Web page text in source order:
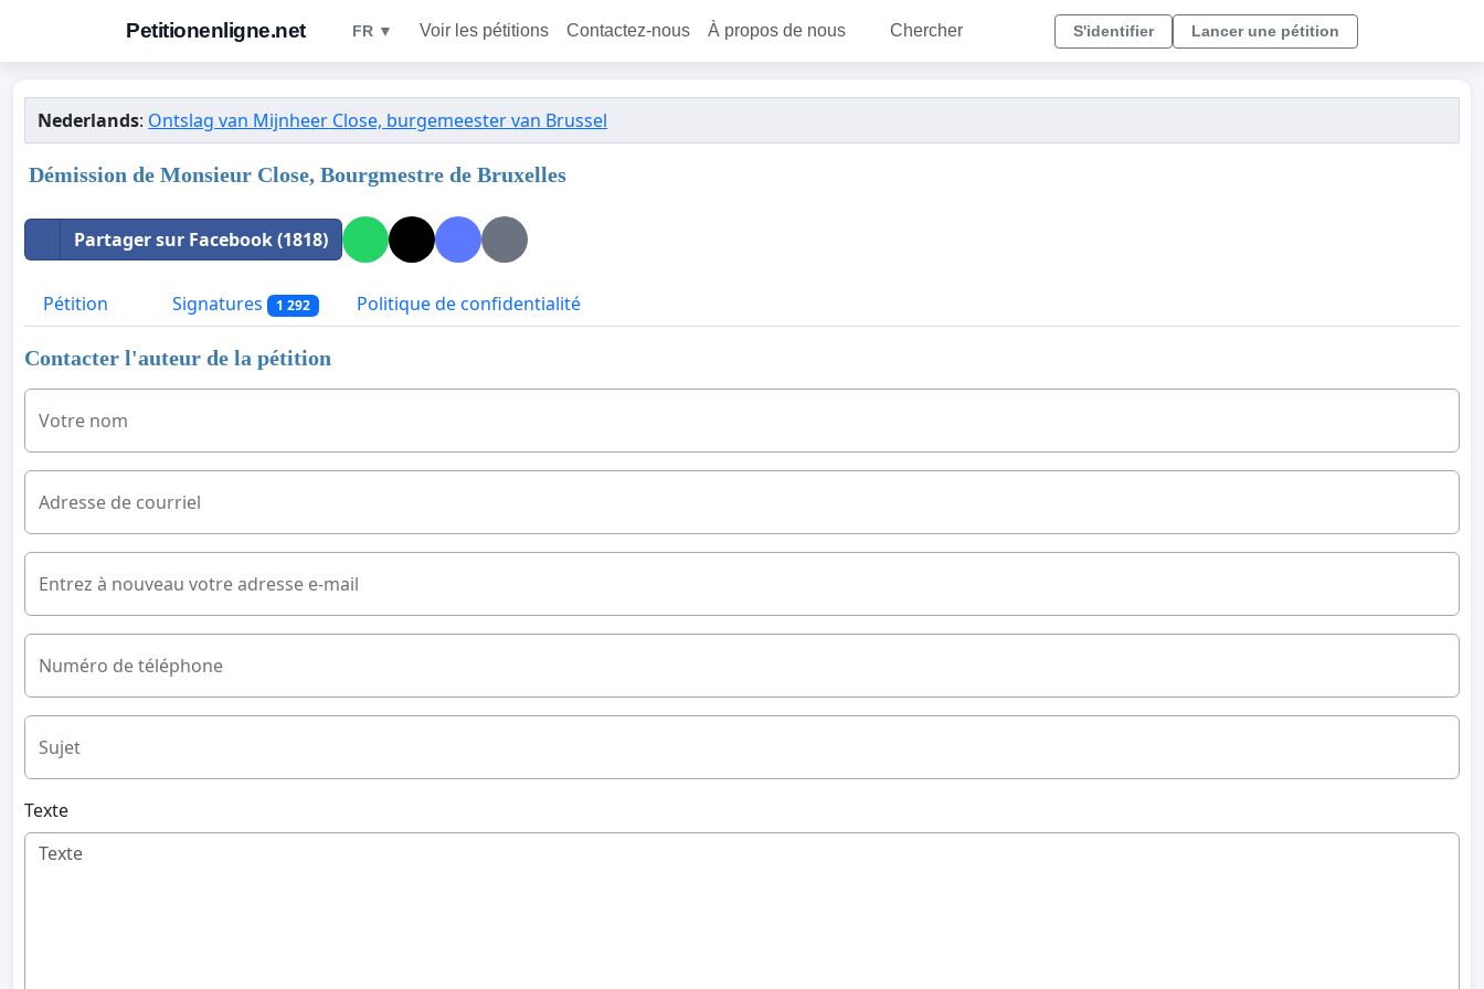
Petitionenligne.net FR ▼ Voir les pétitions Contactez-nous À propos de nous Chercher S'identifier Lancer une pétition
Nederlands: Ontslag van Mijnheer Close, burgemeester van Brussel
Démission de Monsieur Close, Bourgmestre de Bruxelles
Partager sur Facebook (1818)
Pétition Signatures 1 292 Politique de confidentialité
Contacter l'auteur de la pétition
Votre nom
Adresse de courriel
Entrez à nouveau votre adresse e-mail
Numéro de téléphone
Sujet
Texte